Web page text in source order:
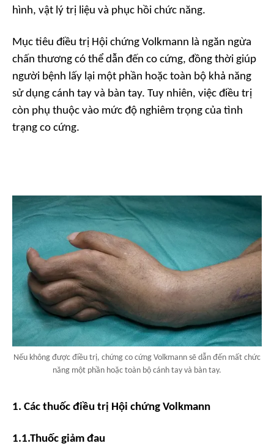
hình, vật lý trị liệu và phục hồi chức năng.
Mục tiêu điều trị Hội chứng Volkmann là ngăn ngừa
chấn thương có thể dẫn đến co cứng, đồng thời giúp
người bệnh lấy lại một phần hoặc toàn bộ khả năng
sử dụng cánh tay và bàn tay. Tuy nhiên, việc điều trị
còn phụ thuộc vào mức độ nghiêm trọng của tình
trạng co cứng.
Nếu không được điều trị, chứng co cứng Volkmann sẽ dẫn đến mất chức
năng một phần hoặc toàn bộ cánh tay và bàn tay.
1. Các thuốc điều trị Hội chứng Volkmann
1.1.Thuốc giảm đau